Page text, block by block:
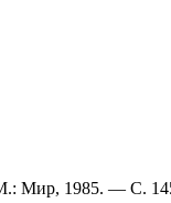
М.: Мир, 1985. — С.